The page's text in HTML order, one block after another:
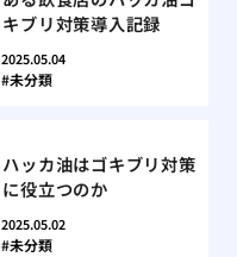
キブリ対策導入記録
2025.05.04
未分類
ハッカ油はゴキブリ対策
に役立つのか
2025.05.02
未分類